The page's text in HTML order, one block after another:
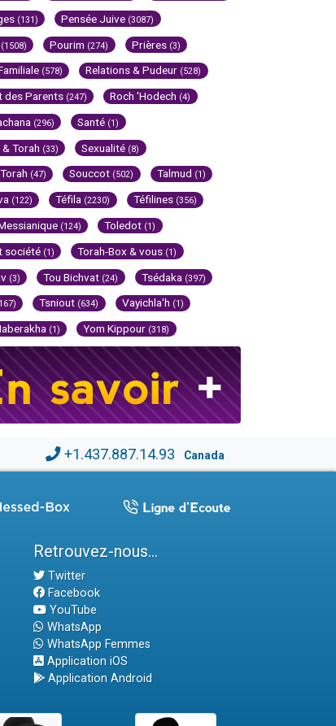
(131) Pensée Juive (3087)
(1508) Pourim (274) Prières (3)
(578) Relations & Pudeur (528)
des Parents (247) Roch 'Hodech (4)
(296) Santé (1)
Torah (33) Sexualité (8)
(47) Souccot (502) Talmud (1)
(122) Téfila (2230) Téfilines (356)
(124) Toledot (1)
société (1) Torah-Box & vous (1)
(3) Tou Bichvat (24) Tsédaka (397)
Tsniout (634) Vayichla'h (1)
(1) Yom Kippour (318)
+1.437.887.14.93 Canada
Retrouvez-nous...
Twitter
Facebook
YouTube
WhatsApp
WhatsApp Femmes
Application iOS
Application Android